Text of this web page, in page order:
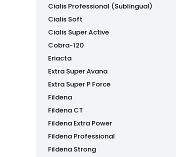
Cialis Professional (Sublingual)
Cialis Soft
Cialis Super Active
Cobra-120
Eriacta
Extra Super Avana
Extra Super P Force
Fildena
Fildena CT
Fildena Extra Power
Fildena Professional
Fildena Strong